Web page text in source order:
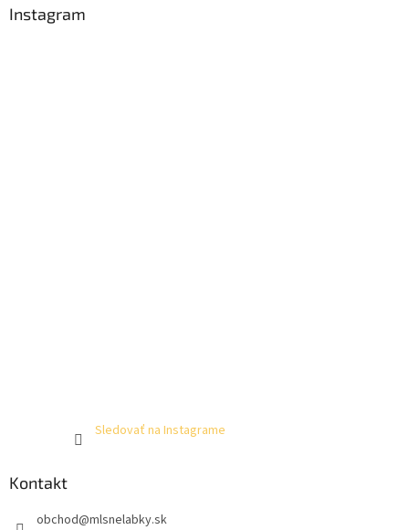
Instagram
Sledovať na Instagrame
Kontakt
obchod@mlsnelabky.sk